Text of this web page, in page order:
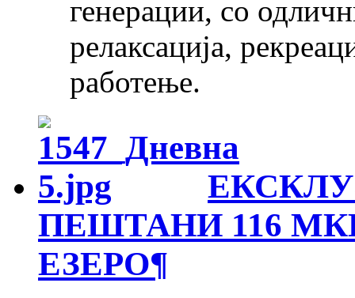
генерации, со
релаксација,
работење.
ПЕШТАНИ 116
ЕЗЕРО¶